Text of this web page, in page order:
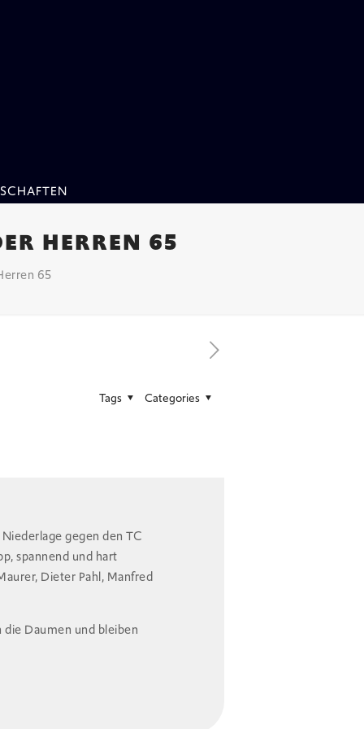
HERREN 65
65
Categories
Tags
gegen den TC
spannend und hart
Dieter Pahl, Manfred
Daumen und bleiben